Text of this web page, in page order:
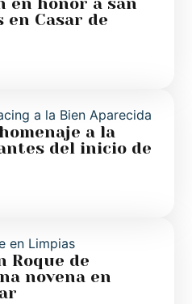
en honor a san
en Casar de
a la
del inicio de
Roque de
novena en